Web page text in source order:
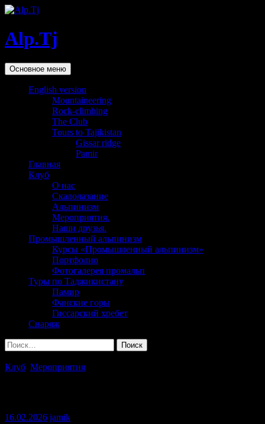
Alp.Tj
Поиск
Основное меню Перейти
к
содержимому
English version
Mountaineering
Rock-climbing
The Club
Tours to Tajikistan
Gissar ridge
Pamir
Главная
Клуб
О нас
Скалолазание
Альпинизм
Мероприятия.
Наши друзья.
Промышленный альпинизм
Курсы «Промышленный альпинизм»
Портфолио
Фотогалерея промальп
Туры по Таджикистану
Памир
Фанские горы
Гиссарский хребет
Снаряж
Найти:
Клуб Мероприятия
16.02.2026 jamik